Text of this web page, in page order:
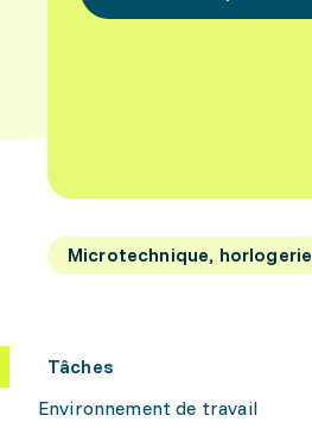
Microtechnique, horlogerie
Tâches
Environnement de travail